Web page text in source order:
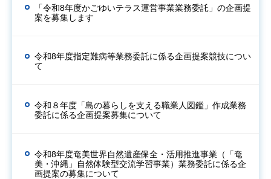
「令和8年度かごゆいテラス運営事業業務委託」の企画提
案を募集します
令和8年度指定難病等業務委託に係る企画提案競技につい
て
令和８年度「島の暮らしを支える職業人図鑑」作成業務
委託に係る企画提案募集について
令和8年度奄美世界自然遺産保全・活用推進事業（「奄
美・沖縄」自然体験型交流学習事業）業務委託に係る企
画提案の募集について